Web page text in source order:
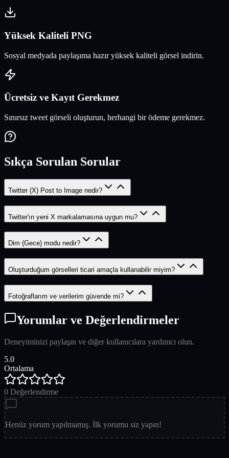
Yüksek Kaliteli PNG
Sosyal medyada paylaşıma hazır yüksek kaliteli görsel indirin.
Ücretsiz ve Kayıt Gerekmez
Sınırsız tweet görseli oluşturun, herhangi bir ödeme gerekmez.
Sıkça Sorulan Sorular
Twitter (X) Post to Image nedir?
Twitter'ın yeni X markalamasına uygun mu?
Dim (Gece) modu nedir?
Oluşturduğum görselleri ticari amaçla kullanabilir miyim?
Fotoğraflarım ve verilerim güvende mi?
Yorumlar ve Değerlendirmeler
Deneyiminizi paylaşın ve diğer kullanıcılara yardımcı olun.
5.0
Ortalama
0 Değerlendirme
Henüz yorum yapılmamış. İlk yorumu siz yapın!